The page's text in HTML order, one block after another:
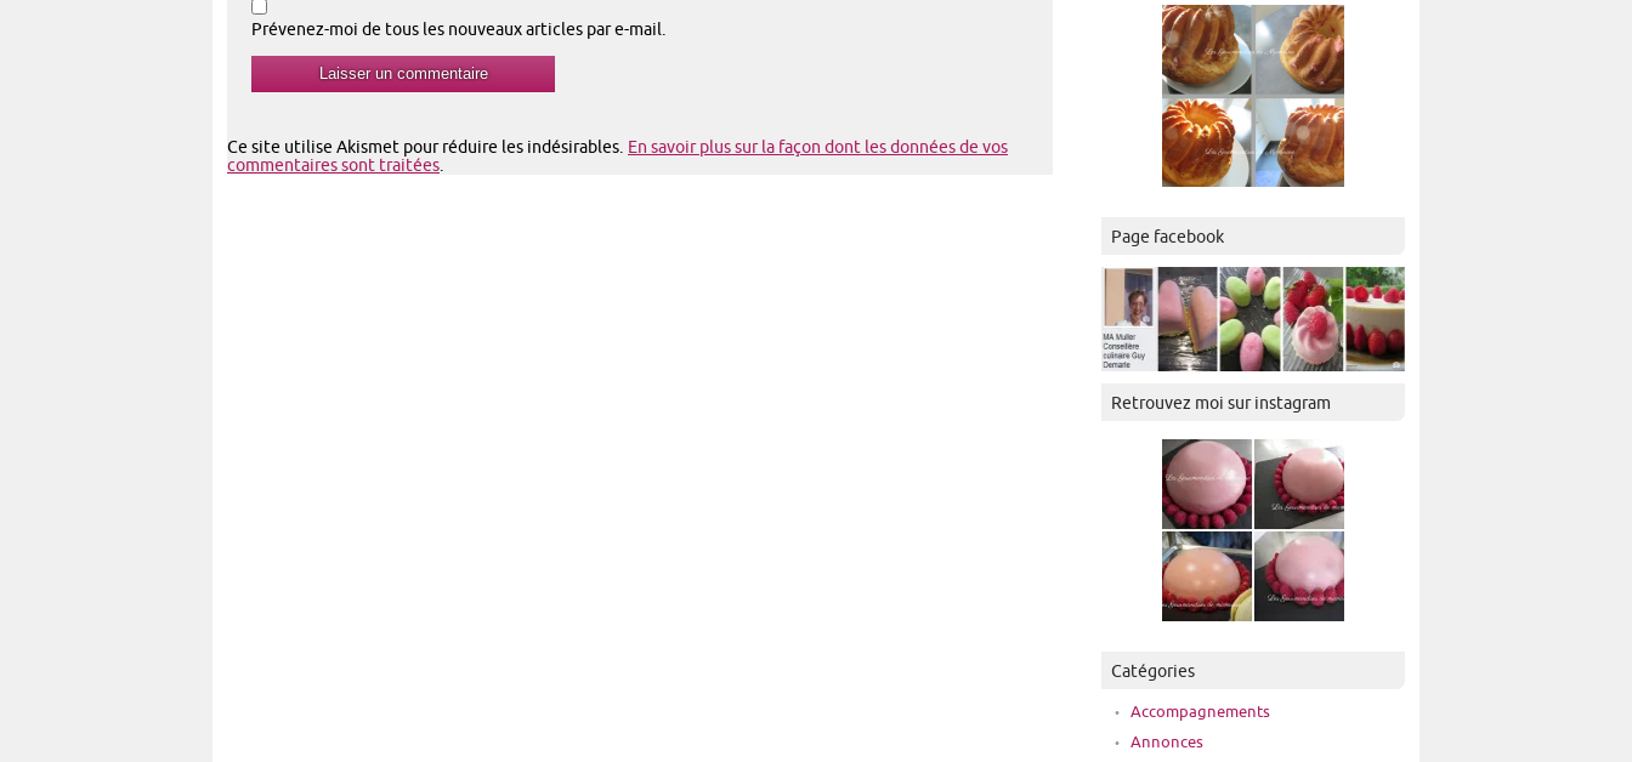
Prévenez-moi de tous les nouveaux articles par e-mail.
Ce site utilise Akismet pour réduire les indésirables. En savoir plus sur la façon dont les données de vos
commentaires sont traitées
Page facebook
Retrouvez moi sur instagram
Catégories
Accompagnements
Annonces